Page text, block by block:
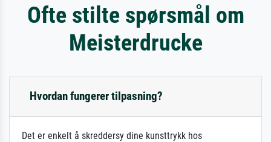
Ofte stilte spørsmål om
Meisterdrucke
Hvordan fungerer tilpasning?
Det er enkelt å skreddersy dine kunsttrykk hos